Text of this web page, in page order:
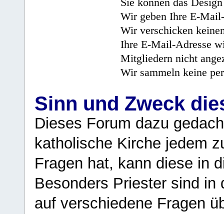
Sie können das
Wir geben Ihre E-
Wir verschicken
Ihre E-Mail-Adresse
Mitgliedern nicht
Wir sammeln keine
Sinn und Zweck
Dieses Forum dazu
katholische Kirche jedem
Fragen hat, kann diese in
Besonders Priester sind in
auf verschiedene Fragen